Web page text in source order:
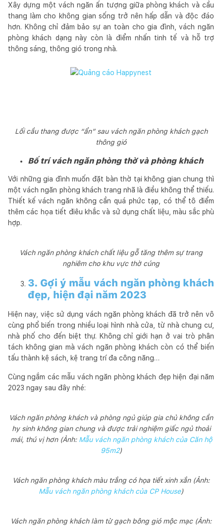
Xây dựng một vách ngăn ấn tượng giữa phòng khách và cầu
thang làm cho không gian sống trở nên hấp dẫn và độc đáo
hơn. Không chỉ đảm bảo sự an toàn cho gia đình, vách ngăn
phòng khách dạng này còn là điểm nhấn tinh tế và hỗ trợ
thông sáng, thông gió trong nhà.
Lối cầu thang được “ẩn” sau vách ngăn phòng khách gạch
thông gió
Bố trí vách ngăn phòng thờ và phòng khách
Với những gia đình muốn đặt bàn thờ tại không gian chung thì
một vách ngăn phòng khách trang nhã là điều không thể thiếu.
Thiết kế vách ngăn không cần quá phức tạp, có thể tô điểm
thêm các họa tiết điêu khắc và sử dụng chất liệu, màu sắc phù
hợp.
Vách ngăn phòng khách chất liệu gỗ tăng thêm sự trang
nghiêm cho khu vực thờ cúng
3. Gợi ý mẫu vách ngăn phòng khách
đẹp, hiện đại năm 2023
Hiện nay, việc sử dụng vách ngăn phòng khách đã trở nên vô
cùng phổ biến trong nhiều loại hình nhà cửa, từ nhà chung cư,
nhà phố cho đến biệt thự. Không chỉ giới hạn ở vai trò phân
tách không gian mà vách ngăn phòng khách còn có thể biến
tấu thành kệ sách, kệ trang trí đa công năng…
Cùng ngắm các mẫu vách ngăn phòng khách đẹp hiện đại năm
2023 ngay sau đây nhé:
Vách ngăn phòng khách và phòng ngủ giúp gia chủ không cần
hy sinh không gian chung và được trải nghiệm giấc ngủ thoải
mái, thú vị hơn (Ảnh: Mẫu vách ngăn phòng khách của Căn hộ
95m2)
Vách ngăn phòng khách màu trắng có họa tiết xinh xắn (Ảnh:
Mẫu vách ngăn phòng khách của CP House)
Vách ngăn phòng khách làm từ gạch bông gió mộc mạc (Ảnh: